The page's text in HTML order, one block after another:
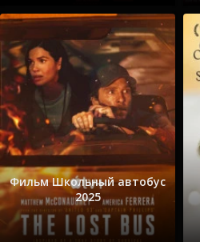
Фильм Школьный автобус
2025